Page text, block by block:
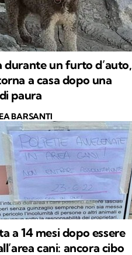
durante un furto d’auto,
a casa dopo una
paura
BARSANTI
a 14 mesi dopo essere
cani: ancora cibo